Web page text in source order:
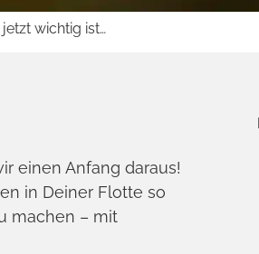
wichtig ist…
einen Anfang daraus!
in Deiner Flotte so
machen – mit